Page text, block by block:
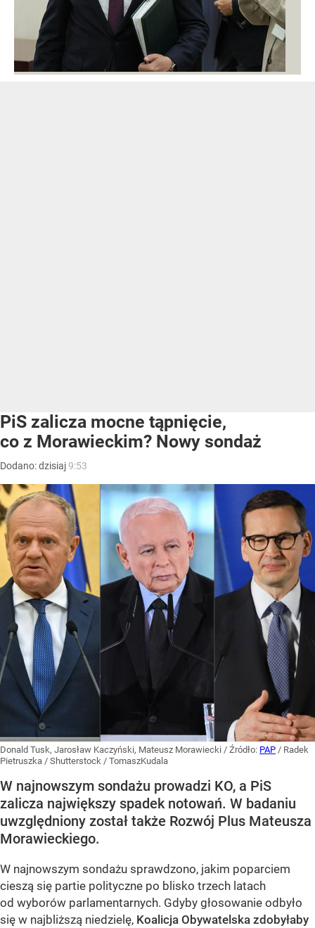
PiS zalicza mocne tąpnięcie,
co z Morawieckim? Nowy sondaż
Dodano:dzisiaj9:53
Donald Tusk, Jarosław Kaczyński, Mateusz Morawiecki / Źródło: PAP / Radek
Pietruszka / Shutterstock / TomaszKudala
W najnowszym sondażu prowadzi KO, a PiS
zalicza największy spadek notowań. W badaniu
uwzględniony został także Rozwój Plus Mateusza
Morawieckiego.
W najnowszym sondażu sprawdzono, jakim poparciem
cieszą się partie polityczne po blisko trzech latach
od wyborów parlamentarnych. Gdyby głosowanie odbyło
się w najbliższą niedzielę, Koalicja Obywatelska zdobyłaby